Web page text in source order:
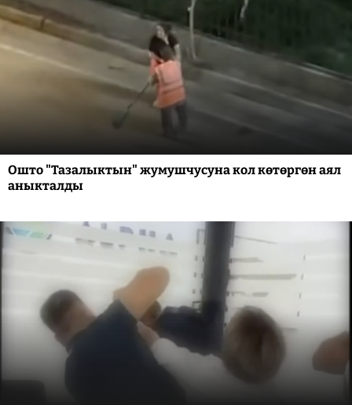
Ошто "Тазалыктын" жумушчусуна кол көтөргөн аял
аныкталды